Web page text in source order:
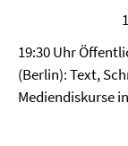
19:30 Uhr
(Berlin): Text,
Mediendiskurse